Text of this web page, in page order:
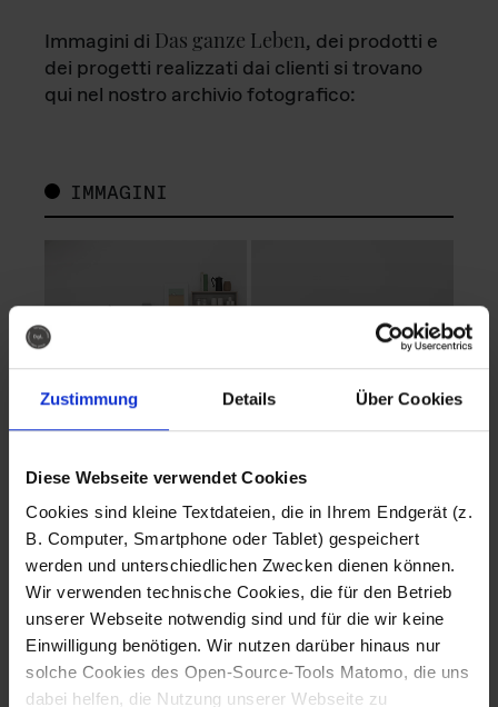
Zustimmung Details Über Cookies
Diese Webseite verwendet Cookies
Cookies sind kleine Textdateien, die in Ihrem Endgerät (z.
B. Computer, Smartphone oder Tablet) gespeichert
werden und unterschiedlichen Zwecken dienen können.
Wir verwenden technische Cookies, die für den Betrieb
unserer Webseite notwendig sind und für die wir keine
Einwilligung benötigen. Wir nutzen darüber hinaus nur
solche Cookies des Open-Source-Tools Matomo, die uns
dabei helfen, die Nutzung unserer Webseite zu
Immagini di Das ganze Leben, dei prodotti e
dei progetti realizzati dai clienti si trovano
qui nel nostro archivio fotografico:
IMMAGINI
Fotografo: Lorenz
Sternbach
Download
Fotografo: Lorenz
Sternbach
Download